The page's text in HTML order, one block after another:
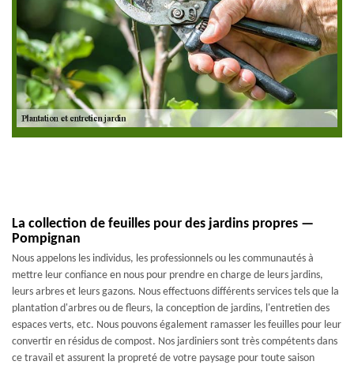
La collection de feuilles pour des jardins propres —
Pompignan
Nous appelons les individus, les professionnels ou les communautés à
mettre leur confiance en nous pour prendre en charge de leurs jardins,
leurs arbres et leurs gazons. Nous effectuons différents services tels que la
plantation d'arbres ou de fleurs, la conception de jardins, l'entretien des
espaces verts, etc. Nous pouvons également ramasser les feuilles pour leur
convertir en résidus de compost. Nos jardiniers sont très compétents dans
ce travail et assurent la propreté de votre paysage pour toute saison